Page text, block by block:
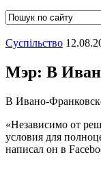
Суспiльство
Мэр: В
В Ивано-
«Независимо от
условия для
написал он в